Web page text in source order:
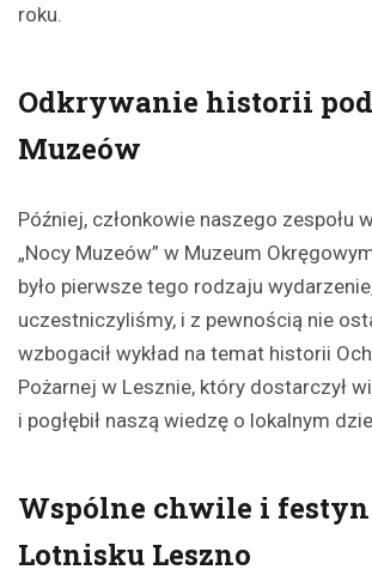
roku.
Odkrywanie historii
Muzeów
Później, członkowie naszego zespołu
„Nocy Muzeów” w Muzeum
było pierwsze tego rodzaju
uczestniczyliśmy, i z pewnością nie
wzbogacił wykład na temat historii
Pożarnej w Lesznie, który dostarczył
i pogłębił naszą wiedzę o lokalnym
Wspólne chwile i
Lotnisku Leszno